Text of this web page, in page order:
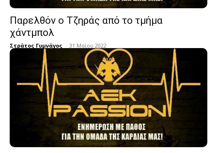
Παρελθόν ο Τζηράς από το τμήμα
χάντμπολ
Στράτος Γυμνάγος - 31 Μαΐου 2022